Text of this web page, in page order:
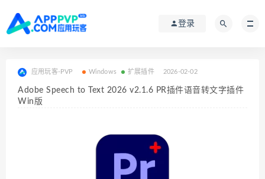
登录
应用玩客-PVP Windows 扩展插件 2026-02-02
Adobe Speech to Text 2026 v2.1.6 PR插件语音转文字插件
Win版